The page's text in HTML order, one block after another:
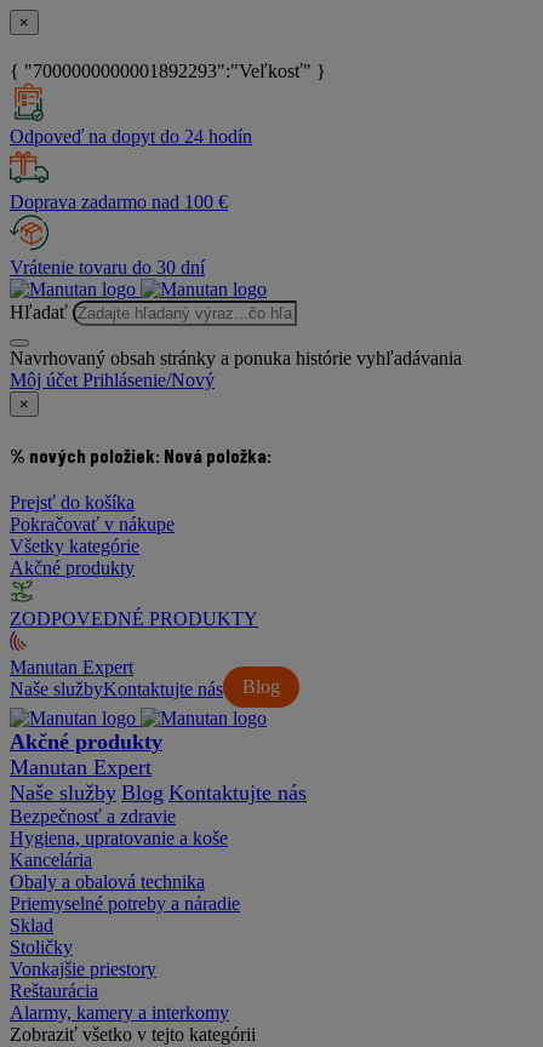
×
{ "7000000000001892293":"Veľkosť" }
Odpoveď na dopyt do 24 hodín
Doprava zadarmo nad 100 €
Vrátenie tovaru do 30 dní
Hľadať
Navrhovaný obsah stránky a ponuka histórie vyhľadávania
Môj účet Prihlásenie/Nový
×
% nových položiek: Nová položka:
Prejsť do košíka
Pokračovať v nákupe
Všetky kategórie
Akčné produkty
ZODPOVEDNÉ PRODUKTY
Manutan Expert
Naše služby
Blog
Kontaktujte nás
Akčné produkty
Manutan Expert
Naše služby Blog Kontaktujte nás
Bezpečnosť a zdravie
Hygiena, upratovanie a koše
Kancelária
Obaly a obalová technika
Priemyselné potreby a náradie
Sklad
Stoličky
Vonkajšie priestory
Reštaurácia
Alarmy, kamery a interkomy
Zobraziť všetko v tejto kategórii